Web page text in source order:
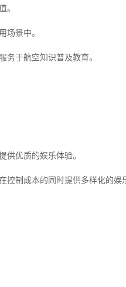
。
场景中。
务于航空知识普及教育。
供优质的娱乐体验。
制成本的同时提供多样化的娱